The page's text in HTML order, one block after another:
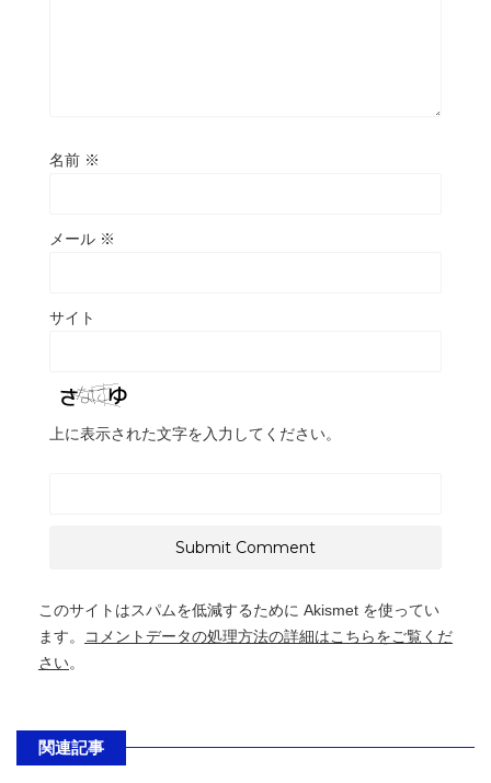
名前 ※
メール ※
サイト
上に表示された文字を入力してください。
このサイトはスパムを低減するために Akismet を使ってい
ます。
コメントデータの処理方法の詳細はこちらをご覧くだ
さい。
関連記事